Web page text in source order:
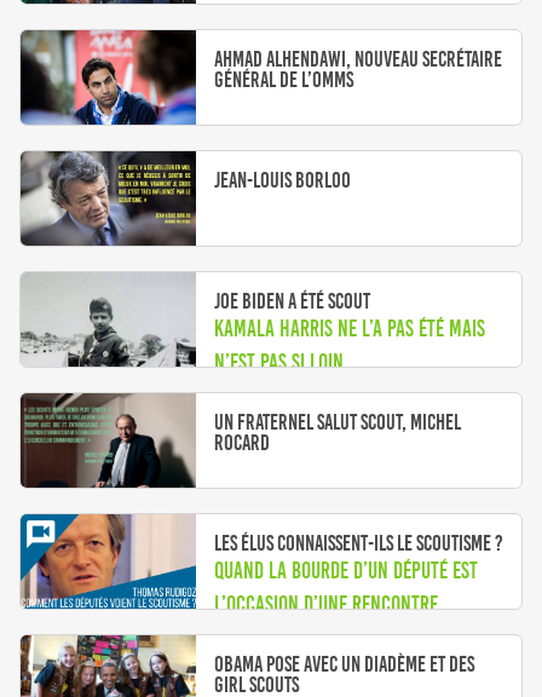
Ahmad Alhendawi, nouveau secrétaire
général de l’OMMS
Jean-Louis Borloo
Joe Biden a été scout
Kamala Harris ne l’a pas été mais
n’est pas si loin ...
Un fraternel salut scout, Michel
Rocard
Les élus connaissent-ils le scoutisme ?
Quand la bourde d’un député est
l’occasion d’une rencontre
Obama pose avec un diadème et des
Girl Scouts